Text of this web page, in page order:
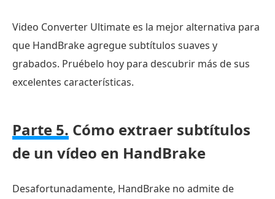
Video Converter Ultimate es la mejor alternativa para
que HandBrake agregue subtítulos suaves y
grabados. Pruébelo hoy para descubrir más de sus
excelentes características.
Parte 5. Cómo extraer subtítulos
de un vídeo en HandBrake
Desafortunadamente, HandBrake no admite de